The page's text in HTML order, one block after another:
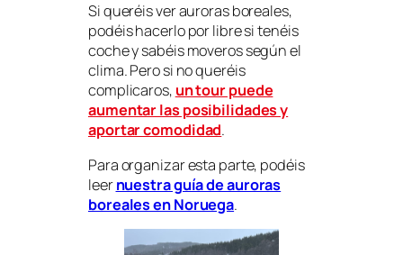
Si queréis ver auroras boreales,
podéis hacerlo por libre si tenéis
coche y sabéis moveros según el
clima. Pero si no queréis
complicaros, un tour puede
aumentar las posibilidades y
aportar comodidad.
Para organizar esta parte, podéis
leernuestra guía de auroras
boreales en Noruega.